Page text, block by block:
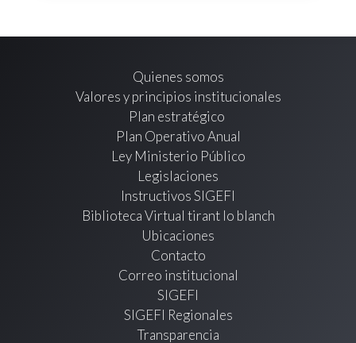
Quienes somos
Valores y principios institucionales
Plan estratégico
Plan Operativo Anual
Ley Ministerio Público
Legislaciones
Instructivos SIGEFI
Biblioteca Virtual tirant lo blanch
Ubicaciones
Contacto
Correo institucional
SIGEFI
SIGEFI Regionales
Transparencia